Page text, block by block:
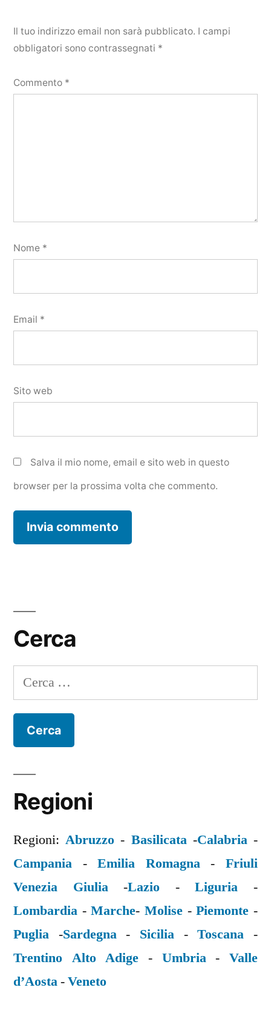
Il tuo indirizzo email non sarà pubblicato. I campi
obbligatori sono contrassegnati *
Commento *
Nome *
Email *
Sito web
Salva il mio nome, email e sito web in questo
browser per la prossima volta che commento.
Cerca
Ricerca
per:
Regioni
Regioni:Abruzzo - Basilicata-Calabria-
Campania -Emilia Romagna-Friuli
Venezia Giulia-Lazio -Liguria -
Lombardia -Marche-Molise -Piemonte -
Puglia -Sardegna- Sicilia -Toscana -
Trentino Alto Adige - Umbria-Valle
d’Aosta-Veneto